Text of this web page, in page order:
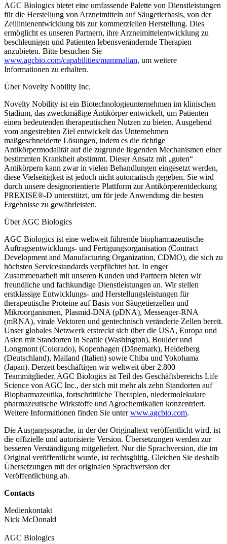
AGC Biologics bietet eine umfassende Palette von Dienstleistungen
für die Herstellung von Arzneimitteln auf Säugetierbasis, von der
Zelllinienentwicklung bis zur kommerziellen Herstellung. Dies
ermöglicht es unseren Partnern, ihre Arzneimittelentwicklung zu
beschleunigen und Patienten lebensverändernde Therapien
anzubieten. Bitte besuchen Sie
www.agcbio.com/capabilities/mammalian, um weitere
Informationen zu erhalten.
Über Novelty Nobility Inc.
Novelty Nobility ist ein Biotechnologieunternehmen im klinischen
Stadium, das zweckmäßige Antikörper entwickelt, um Patienten
einen bedeutenden therapeutischen Nutzen zu bieten. Ausgehend
vom angestrebten Ziel entwickelt das Unternehmen
maßgeschneiderte Lösungen, indem es die richtige
Antikörpermodalität auf die zugrunde liegenden Mechanismen einer
bestimmten Krankheit abstimmt. Dieser Ansatz mit „guten“
Antikörpern kann zwar in vielen Behandlungen eingesetzt werden,
diese Vielseitigkeit ist jedoch nicht automatisch gegeben. Sie wird
durch unsere designorientierte Plattform zur Antikörperentdeckung
PREXISE®-D unterstützt, um für jede Anwendung die besten
Ergebnisse zu gewährleisten.
Über AGC Biologics
AGC Biologics ist eine weltweit führende biopharmazeutische
Auftragsentwicklungs- und Fertigungsorganisation (Contract
Development and Manufacturing Organization, CDMO), die sich zu
höchsten Servicestandards verpflichtet hat. In enger
Zusammenarbeit mit unseren Kunden und Partnern bieten wir
freundliche und fachkundige Dienstleistungen an. Wir stellen
erstklassige Entwicklungs- und Herstellungsleistungen für
therapeutische Proteine auf Basis von Säugetierzellen und
Mikroorganismen, Plasmid-DNA (pDNA), Messenger-RNA
(mRNA), virale Vektoren und gentechnisch veränderte Zellen bereit.
Unser globales Netzwerk erstreckt sich über die USA, Europa und
Asien mit Standorten in Seattle (Washington), Boulder und
Longmont (Colorado), Kopenhagen (Dänemark), Heidelberg
(Deutschland), Mailand (Italien) sowie Chiba und Yokohama
(Japan). Derzeit beschäftigen wir weltweit über 2.800
Teammitglieder. AGC Biologics ist Teil des Geschäftsbereichs Life
Science von AGC Inc., der sich mit mehr als zehn Standorten auf
Biopharmazeutika, fortschrittliche Therapien, niedermolekulare
pharmazeutische Wirkstoffe und Agrochemikalien konzentriert.
Weitere Informationen finden Sie unterwww.agcbio.com.
Die Ausgangssprache, in der der Originaltext veröffentlicht wird, ist
die offizielle und autorisierte Version. Übersetzungen werden zur
besseren Verständigung mitgeliefert. Nur die Sprachversion, die im
Original veröffentlicht wurde, ist rechtsgültig. Gleichen Sie deshalb
Übersetzungen mit der originalen Sprachversion der
Veröffentlichung ab.
Contacts
Medienkontakt
Nick McDonald
AGC Biologics